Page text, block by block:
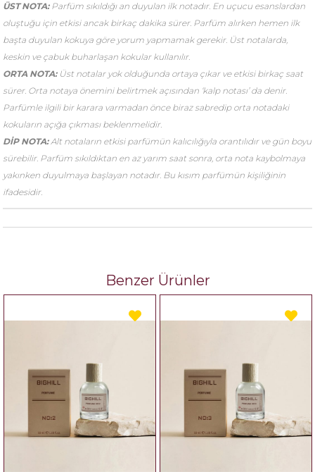
ÜST NOTA:Parfüm sıkıldığı an duyulan ilk notadır. En uçucu esanslardan
oluştuğu için etkisi ancak birkaç dakika sürer. Parfüm alırken hemen ilk
başta duyulan kokuya göre yorum yapmamak gerekir. Üst notalarda,
keskin ve çabuk buharlaşan kokular kullanılır.
ORTA NOTA: Üst notalar yok olduğunda ortaya çıkar ve etkisi birkaç saat
sürer. Orta notaya önemini belirtmek açısından ‘kalp notası’ da denir.
Parfümle ilgili bir karara varmadan önce biraz sabredip orta notadaki
kokuların açığa çıkması beklenmelidir.
DİP NOTA:Alt notaların etkisi parfümün kalıcılığıyla orantılıdır ve gün boyu
sürebilir. Parfüm sıkıldıktan en az yarım saat sonra, orta nota kaybolmaya
yakınken duyulmaya başlayan notadır. Bu kısım parfümün kişiliğinin
ifadesidir.
Benzer Ürünler